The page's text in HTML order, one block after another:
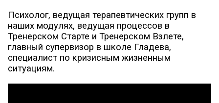
Психолог, ведущая терапевтических групп в
наших модулях, ведущая процессов в
Тренерском Старте и Тренерском Взлете,
главный супервизор в школе Гладева,
специалист по кризисным жизненным
ситуациям.